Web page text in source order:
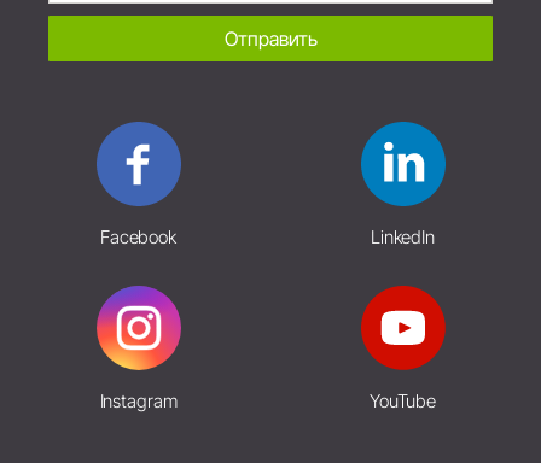
Отправить
Facebook LinkedIn
Instagram YouTube